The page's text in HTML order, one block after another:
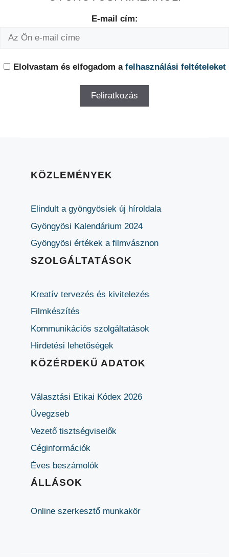
E-mail cím:
Elolvastam és elfogadom a felhasználási feltételeket
KÖZLEMÉNYEK
Elindult a gyöngyösiek új híroldala
Gyöngyösi Kalendárium 2024
Gyöngyösi értékek a filmvásznon
SZOLGÁLTATÁSOK
Kreatív tervezés és kivitelezés
Filmkészítés
Kommunikációs szolgáltatások
Hirdetési lehetőségek
KÖZÉRDEKŰ ADATOK
Választási Etikai Kódex 2026
Üvegzseb
Vezető tisztségviselők
Céginformációk
Éves beszámolók
ÁLLÁSOK
Online szerkesztő munkakör